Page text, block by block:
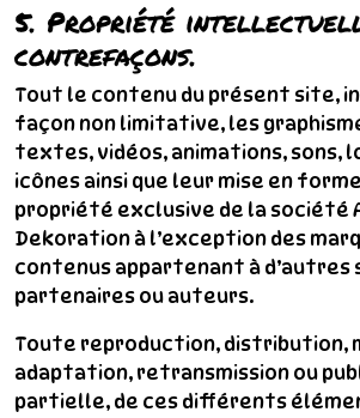
5. Propriété
contrefaçons.
Tout le contenu du présent site,
façon non limitative, les
textes, vidéos, animations, sons,
icônes ainsi que leur mise en
propriété exclusive de la société
Dekoration à l’exception des
contenus appartenant à d’autres
partenaires ou auteurs.
Toute reproduction, distribution,
adaptation, retransmission ou
partielle, de ces différents